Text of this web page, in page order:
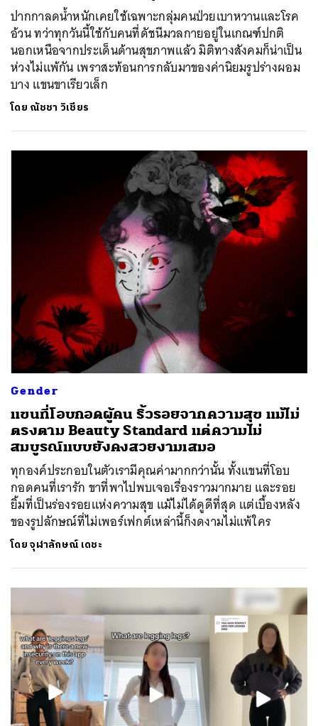
ปากกาลดน้ำหนักเคยใช้เฉพาะกลุ่มคนป่วยเบาหวานและโรค
อ้วน ทว่าทุกวันนี้ใช้กับคนที่ดัชนีมวลกายอยู่ในเกณฑ์ปกติ
นอกเหนือจากประเด็นด้านสุขภาพแล้ว มิติทางสังคมก็น่าเป็น
ห่วงไม่แพ้กัน เพราสะท้อนการกลับมาของค่านิยมรูปร่างผอม
บาง แขนขาเรียวเล็ก
โดย ณัชชา วิเชียร
Gender
แขนที่โอบกอดผู้คน ริ้วรอยจากความสุข แม้ไม่
ตรงตาม Beauty Standard แต่ความไม่
สมบูรณ์แบบยังคงสวยงามเสมอ
ทุกองค์ประกอบในตัวเรามีคุณค่ามากกว่านั้น ทั้งแขนที่โอบ
กอดคนที่เรารัก ขาที่พาไปพบเจอเรื่องราวมากมาย และรอย
ยิ้มที่เป็นร่องรอยแห่งความสุข แม้ไม่ได้ดูดีที่สุด แต่เบื้องหลัง
ของรูปลักษณ์ที่ไม่เพอร์เฟกต์เหล่านี้ก็งดงามไม่แพ้ใคร
โดยจุฬาลักษณ์ เดชะ